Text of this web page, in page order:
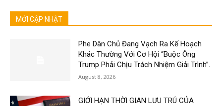
MỚI CẬP NHẬT
Phe Dân Chủ Đang Vạch Ra Kế Hoạch
Khác Thường Với Cơ Hội “Buộc Ông
Trump Phải Chịu Trách Nhiệm Giải Trình”.
August 8, 2026
GIỚI HẠN THỜI GIAN LƯU TRÚ CỦA